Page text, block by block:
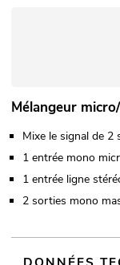
Mélangeur
Mixe le signal de
1 entrée mono
1 entrée ligne
2 sorties mono